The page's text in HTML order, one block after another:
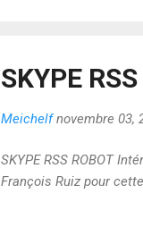
SKYPE
Meichelf novembre 03,
SKYPE RSS ROBOT
François Ruiz pour